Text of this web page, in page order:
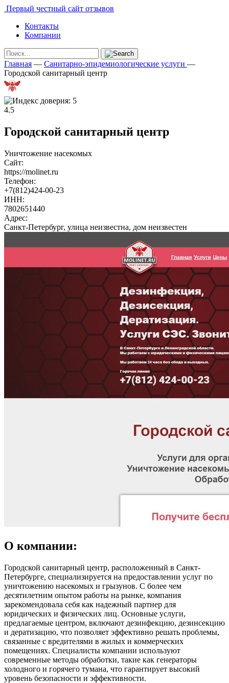
Первый честный сайт отзывов
Контакты
Компании
Главная — Санитарно-эпидемиологические услуги —
Городской санитарный центр
4.5
Городской санитарный центр
Уничтожение насекомых
Сайт:
https://molinet.ru
Телефон:
+7(812)424-00-23
ИНН:
7802651440
Адрес:
Санкт-Петербург, улица неизвестна, дом неизвестен
О компании:
Городской санитарный центр, расположенный в Санкт-
Петербурге, специализируется на предоставлении услуг по
уничтожению насекомых и грызунов. С более чем
десятилетним опытом работы на рынке, компания
зарекомендовала себя как надежный партнер для
юридических и физических лиц. Основные услуги,
предлагаемые центром, включают дезинфекцию, дезинсекцию
и дератизацию, что позволяет эффективно решать проблемы,
связанные с вредителями в жилых и коммерческих
помещениях. Специалисты компании используют
современные методы обработки, такие как генераторы
холодного и горячего тумана, что гарантирует высокий
уровень безопасности и эффективности.